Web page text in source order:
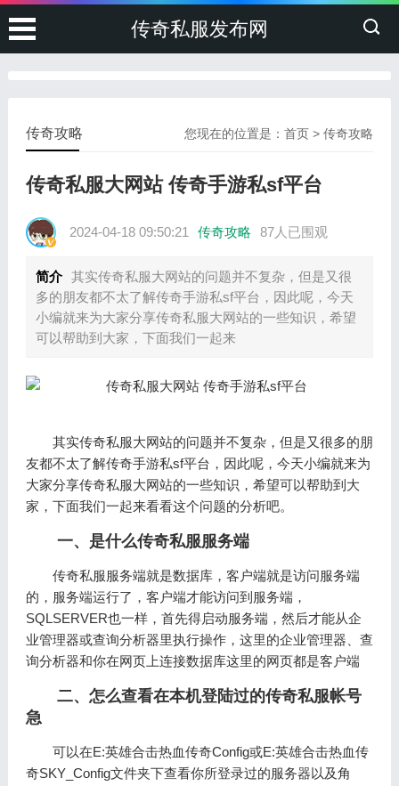
传奇私服发布网
您现在的位置是：首页 >传奇攻略
传奇攻略
传奇私服大网站 传奇手游私sf平台
2024-04-18 09:50:21 传奇攻略 87人已围观
简介 其实传奇私服大网站的问题并不复杂，但是又很
多的朋友都不太了解传奇手游私sf平台，因此呢，今天
小编就来为大家分享传奇私服大网站的一些知识，希望
可以帮助到大家，下面我们一起来
其实传奇私服大网站的问题并不复杂，但是又很多的朋
友都不太了解传奇手游私sf平台，因此呢，今天小编就来为
大家分享传奇私服大网站的一些知识，希望可以帮助到大
家，下面我们一起来看看这个问题的分析吧。
一、是什么传奇私服服务端
传奇私服服务端就是数据库，客户端就是访问服务端
的，服务端运行了，客户端才能访问到服务端，
SQLSERVER也一样，首先得启动服务端，然后才能从企
业管理器或查询分析器里执行操作，这里的企业管理器、查
询分析器和你在网页上连接数据库这里的网页都是客户端
二、怎么查看在本机登陆过的传奇私服帐号
急
可以在E:英雄合击热血传奇Config或E:英雄合击热血传
奇SKY_Config文件夹下查看你所登录过的服务器以及角